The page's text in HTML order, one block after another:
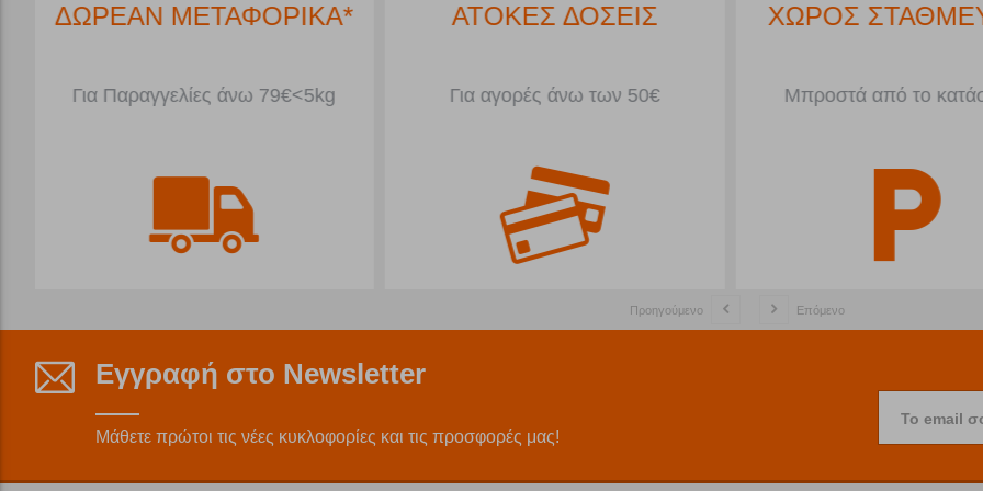
ΔΩΡΕΑΝ ΜΕΤΑΦΟΡΙΚΑ*
Για Παραγγελίες άνω 79€<5kg
ΑΤΟΚΕΣ ΔΟΣΕΙΣ
Για αγορές άνω των 50€
ΧΩΡΟΣ
Μπροστά από το
Προηγούμενο Επόμενο
Εγγραφή στο Newsletter
Μάθετε πρώτοι τις νέες κυκλοφορίες και τις προσφορές μας!
Το email